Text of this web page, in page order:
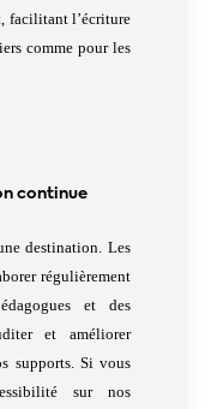
facilitant l’écriture
comme pour les
continue
destination. Les
régulièrement
et des
et améliorer
supports. Si vous
sur nos